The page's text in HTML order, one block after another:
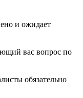
и ожидает
вас вопрос по
обязательно